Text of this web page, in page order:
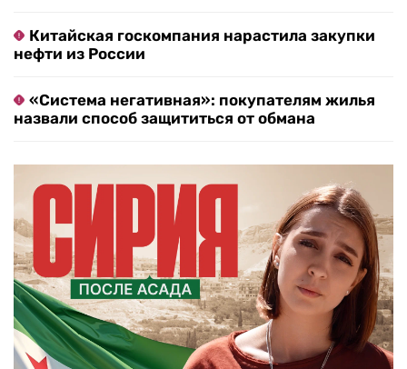
Китайская госкомпания нарастила закупки
нефти из России
«Система негативная»: покупателям жилья
назвали способ защититься от обмана